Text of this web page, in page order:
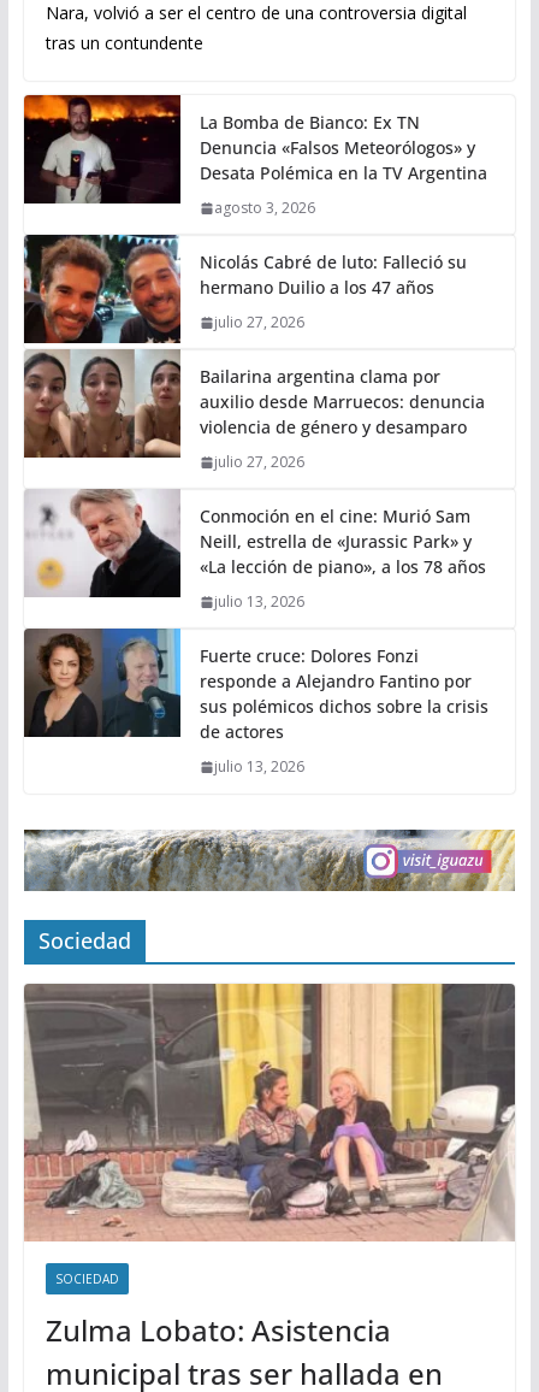
Nara, volvió a ser el centro de una controversia digital
tras un contundente
La Bomba de Bianco: Ex TN
Denuncia «Falsos Meteorólogos» y
Desata Polémica en la TV Argentina
agosto 3, 2026
Nicolás Cabré de luto: Falleció su
hermano Duilio a los 47 años
julio 27, 2026
Bailarina argentina clama por
auxilio desde Marruecos: denuncia
violencia de género y desamparo
julio 27, 2026
Conmoción en el cine: Murió Sam
Neill, estrella de «Jurassic Park» y
«La lección de piano», a los 78 años
julio 13, 2026
Fuerte cruce: Dolores Fonzi
responde a Alejandro Fantino por
sus polémicos dichos sobre la crisis
de actores
julio 13, 2026
Sociedad
SOCIEDAD
Zulma Lobato: Asistencia
municipal tras ser hallada en